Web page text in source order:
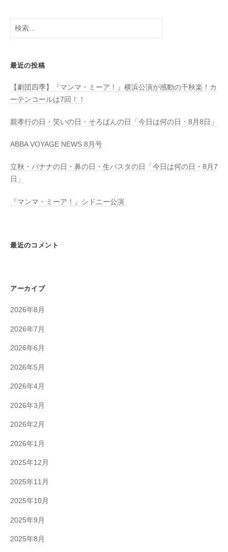
検
索:
最近の投稿
【劇団四季】『マンマ・ミーア！』横浜公演が感動の千秋楽！カ
ーテンコールは7回！！
親孝行の日・笑いの日・そろばんの日「今日は何の日・8月8日」
ABBA VOYAGE NEWS 8月号
立秋・バナナの日・鼻の日・生パスタの日「今日は何の日・8月7
日」
『マンマ・ミーア！』シドニー公演
最近のコメント
アーカイブ
2026年8月
2026年7月
2026年6月
2026年5月
2026年4月
2026年3月
2026年2月
2026年1月
2025年12月
2025年11月
2025年10月
2025年9月
2025年8月